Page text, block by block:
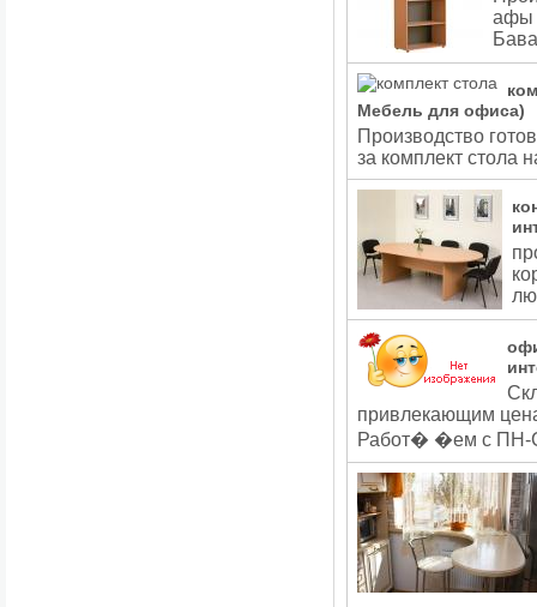
афы
Мебель для офиса)
Производство
за комплект стола
привлекающим
Работ� �ем с ПН-